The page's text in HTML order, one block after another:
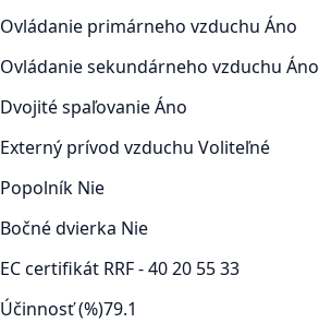
Ovládanie primárneho vzduchu Áno
Ovládanie sekundárneho vzduchu Áno
Dvojité spaľovanieÁno
Externý prívod vzduchu Voliteľné
Popolník Nie
Bočné dvierka Nie
EC certifikát RRF - 40 20 55 33
Účinnosť (%)79.1